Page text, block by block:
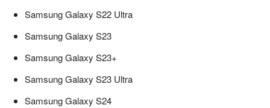
Samsung Galaxy S22 Ultra
Samsung Galaxy S23
Samsung Galaxy S23+
Samsung Galaxy S23 Ultra
Samsung Galaxy S24